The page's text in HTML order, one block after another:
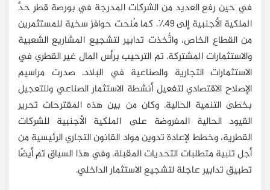
في حين رفع العديد من الشركات المدرجة في بورصة قطر حدَّ
الملكية الأجنبية إلى 49٪. كما مُنحت حوافز سخية للمستثمرين
من القطاع الخاص، واتُّخذت تدابير لتشجيع المشاريع الشعبية
والاستثمارات المشتركة. تم الترحيب برأس المال غير القطري في
الاستثمارات التجارية والصناعية في البلاد. صدرت مراسيم
الإصلاح الاقتصادي لتفعيل أنشطة الاستثمار الصناعي وللتعجيل
بخطى التنمية الحالية. وكان من بين هذه المقترحات تحرير
القيود الحالية المفروضة على الملكية الأجنبية للشركات
القطرية، وخطط لإعادة تدوين مواد القانون التجاري الرئيسية من
أجل تلبية متطلبات التحديات المقبلة. وفي هذا السياق تم أيضًا
تطبيق تدابير عاجلة لتشجيع الاستثمار الداخلي.